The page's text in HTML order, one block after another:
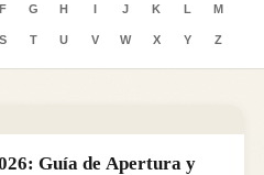
F G H I J K L M
S T U V W X Y Z
Guía de Apertura y